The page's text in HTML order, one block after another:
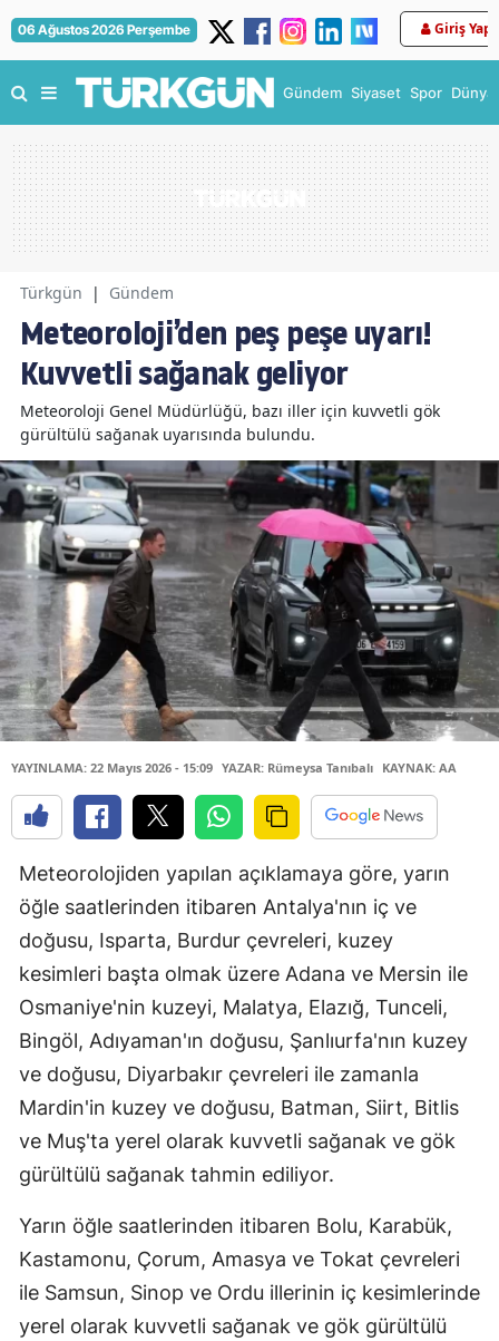
06 Ağustos 2026 Perşembe Giriş Yap
Gündem Siyaset Spor Dünya
Türkgün | Gündem
Meteoroloji’den peş peşe uyarı!
Kuvvetli sağanak geliyor
Meteoroloji Genel Müdürlüğü, bazı iller için kuvvetli gök
gürültülü sağanak uyarısında bulundu.
YAYINLAMA: 22 Mayıs 2026 - 15:09 YAZAR: Rümeysa Tanıbalı KAYNAK: AA
Meteorolojiden yapılan açıklamaya göre, yarın
öğle saatlerinden itibaren Antalya'nın iç ve
doğusu, Isparta, Burdur çevreleri, kuzey
kesimleri başta olmak üzere Adana ve Mersin ile
Osmaniye'nin kuzeyi, Malatya, Elazığ, Tunceli,
Bingöl, Adıyaman'ın doğusu, Şanlıurfa'nın kuzey
ve doğusu, Diyarbakır çevreleri ile zamanla
Mardin'in kuzey ve doğusu, Batman, Siirt, Bitlis
ve Muş'ta yerel olarak kuvvetli sağanak ve gök
gürültülü sağanak tahmin ediliyor.
Yarın öğle saatlerinden itibaren Bolu, Karabük,
Kastamonu, Çorum, Amasya ve Tokat çevreleri
ile Samsun, Sinop ve Ordu illerinin iç kesimlerinde
yerel olarak kuvvetli sağanak ve gök gürültülü